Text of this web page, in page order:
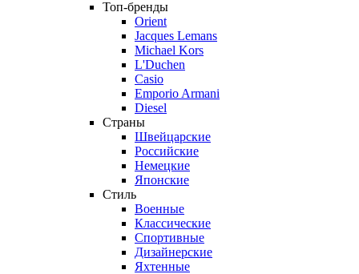
Топ-бренды
Orient
Jacques Lemans
Michael Kors
L'Duchen
Casio
Emporio Armani
Diesel
Страны
Швейцарские
Российские
Немецкие
Японские
Стиль
Военные
Классические
Спортивные
Дизайнерские
Яхтенные